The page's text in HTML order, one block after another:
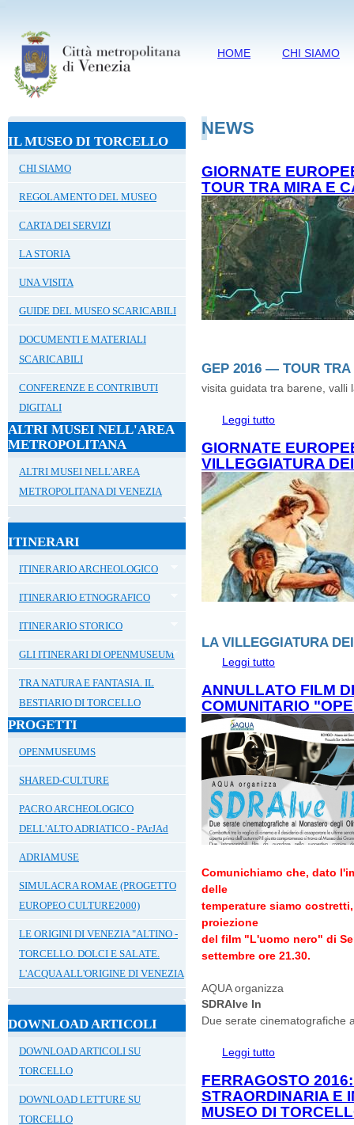
HOME CHI SIAMO
IL MUSEO DI TORCELLO
CHI SIAMO
REGOLAMENTO DEL MUSEO
CARTA DEI SERVIZI
LA STORIA
UNA VISITA
GUIDE DEL MUSEO SCARICABILI
DOCUMENTI E MATERIALI
SCARICABILI
CONFERENZE E CONTRIBUTI
DIGITALI
ALTRI MUSEI NELL'AREA
METROPOLITANA
ALTRI MUSEI NELL'AREA
METROPOLITANA DI VENEZIA
ITINERARI
ITINERARIO ARCHEOLOGICO
ITINERARIO ETNOGRAFICO
ITINERARIO STORICO
GLI ITINERARI DI OPENMUSEUM
TRA NATURA E FANTASIA. IL
BESTIARIO DI TORCELLO
PROGETTI
OPENMUSEUMS
SHARED-CULTURE
PACRO ARCHEOLOGICO
DELL'ALTO ADRIATICO - PArJAd
ADRIAMUSE
SIMULACRA ROMAE (PROGETTO
EUROPEO CULTURE2000)
LE ORIGINI DI VENEZIA "ALTINO -
TORCELLO. DOLCI E SALATE.
L'ACQUA ALL'ORIGINE DI VENEZIA
DOWNLOAD ARTICOLI
DOWNLOAD ARTICOLI SU
TORCELLO
DOWNLOAD LETTURE SU
TORCELLO
NEWS
GIORNATE
TOUR TRA MIRA E
GEP 2016 — TOUR
visita guidata tra barene, valli
Leggi tutto
GIORNATE
VILLEGGIATURA
LA VILLEGGIATURA
Leggi tutto
ANNULLATO FILM
COMUNITARIO
Comunichiamo che, dato
delle
temperature siamo
proiezione
del film "L'uomo nero" di
settembre ore 21.30.
AQUA organizza
SDRAIve In
Due serate cinematografiche
Leggi tutto
FERRAGOSTO
STRAORDINARIA E
MUSEO DI